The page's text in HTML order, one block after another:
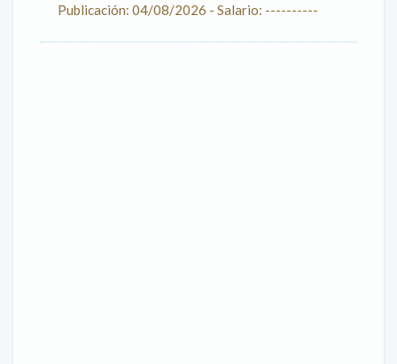
Publicación: 04/08/2026 - Salario: ----------